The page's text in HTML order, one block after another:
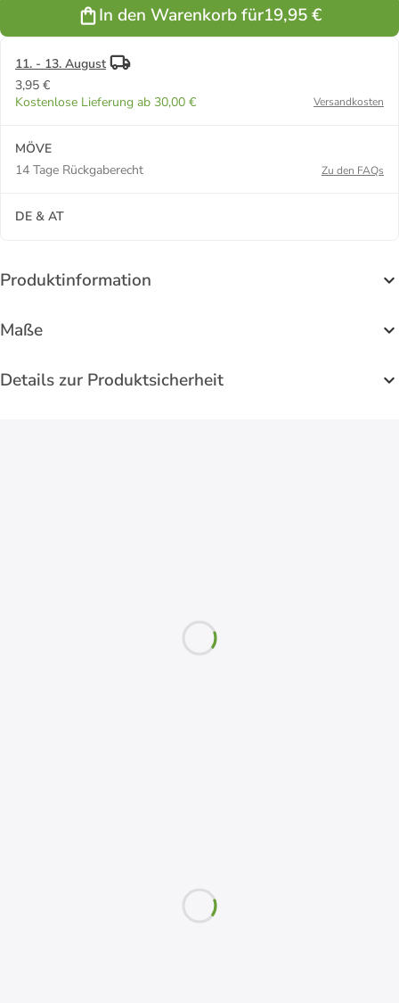
In den Warenkorb für19,95 €
11. - 13. August
3,95 €
Kostenlose Lieferung ab 30,00 €
Versandkosten
MÖVE
14 Tage Rückgaberecht
Zu den FAQs
DE & AT
Produktinformation
Maße
Details zur Produktsicherheit